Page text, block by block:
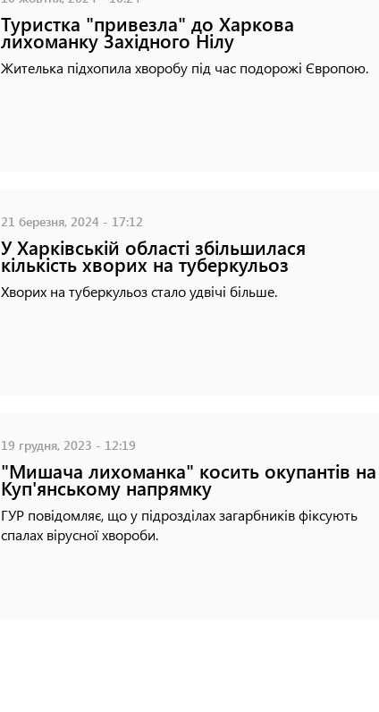
Туристка "привезла" до Харкова
лихоманку Західного Нілу
Жителька підхопила хворобу під час подорожі Європою.
21 березня, 2024 - 17:12
У Харківській області збільшилася
кількість хворих на туберкульоз
Хворих на туберкульоз стало удвічі більше.
19 грудня, 2023 - 12:19
"Мишача лихоманка" косить окупантів на
Куп'янському напрямку
ГУР повідомляє, що у підрозділах загарбників фіксують
спалах вірусної хвороби.